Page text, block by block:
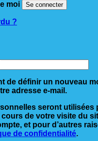
moi Se connecter
?
de définir un nouveau
adresse e-mail.
seront utilisées
de votre visite du
et pour d’autres
de confidentialité.